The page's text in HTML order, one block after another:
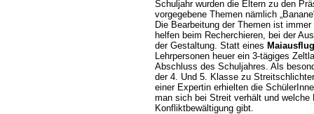
Schuljahr wurden die Eltern zu den
vorgegebene Themen nämlich
Die Bearbeitung der Themen ist
helfen beim Recherchieren, bei der
der Gestaltung. Statt eines
Lehrpersonen heuer ein 3-tägiges
Abschluss des Schuljahres. Als
der 4. Und 5. Klasse zu
einer Expertin erhielten die
man sich bei Streit verhält und welche
Konfliktbewältigung gibt.